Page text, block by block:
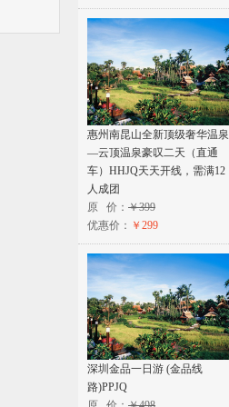
惠州南昆山全新顶级奢华温泉
—云顶温泉豪叹二天（直通
车）HHJQ天天开线，需满12
人成团
原 价： ￥399
优惠价： ￥299
深圳金品一日游 (金品线
路)PPJQ